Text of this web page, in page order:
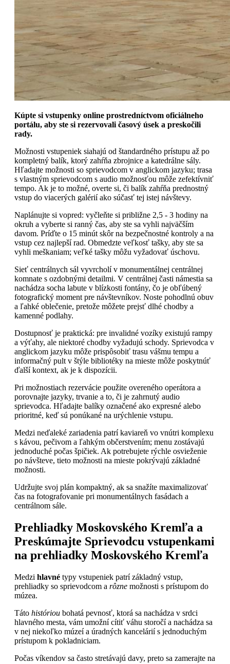
Kúpte si vstupenky online prostredníctvom oficiálneho
portálu, aby ste si rezervovali časový úsek a preskočili
rady.
Možnosti vstupeniek siahajú od štandardného prístupu až po
kompletný balík, ktorý zahŕňa zbrojnice a katedrálne sály.
Hľadajte možnosti so sprievodcom v anglickom jazyku; trasa
s vlastným sprievodcom s audio možnosťou môže zefektívniť
tempo. Ak je to možné, overte si, či balík zahŕňa prednostný
vstup do viacerých galérií ako súčasť tej istej návštevy.
Naplánujte si vopred: vyčleňte si približne 2,5 - 3 hodiny na
okruh a vyberte si ranný čas, aby ste sa vyhli najväčším
davom. Príďte o 15 minút skôr na bezpečnostné kontroly a na
vstup cez najlepší rad. Obmedzte veľkosť tašky, aby ste sa
vyhli meškaniam; veľké tašky môžu vyžadovať úschovu.
Sieť centrálnych sál vyvrcholí v monumentálnej centrálnej
komnate s ozdobnými detailmi. V centrálnej časti námestia sa
nachádza socha labute v blízkosti fontány, čo je obľúbený
fotografický moment pre návštevníkov. Noste pohodlnú obuv
a ľahké oblečenie, pretože môžete prejsť dlhé chodby a
kamenné podlahy.
Dostupnosť je praktická: pre invalidné vozíky existujú rampy
a výťahy, ale niektoré chodby vyžadujú schody. Sprievodca v
anglickom jazyku môže prispôsobiť trasu vášmu tempu a
informačný pult v štýle bibliotéky na mieste môže poskytnúť
ďalší kontext, ak je k dispozícii.
Pri možnostiach rezervácie použite overeného operátora a
porovnajte jazyky, trvanie a to, či je zahrnutý audio
sprievodca. Hľadajte balíky označené ako expresné alebo
prioritné, keď sú ponúkané na urýchlenie vstupu.
Medzi neďaleké zariadenia patrí kaviareň vo vnútri komplexu
s kávou, pečivom a ľahkým občerstvením; menu zostávajú
jednoduché počas špičiek. Ak potrebujete rýchle osvieženie
po návšteve, tieto možnosti na mieste pokrývajú základné
možnosti.
Udržujte svoj plán kompaktný, ak sa snažíte maximalizovať
čas na fotografovanie pri monumentálnych fasádach a
centrálnom sále.
Prehliadky Moskovského Kremľa a
Preskúmajte Sprievodcu vstupenkami
na prehliadky Moskovského Kremľa
Medzi hlavné typy vstupeniek patrí základný vstup,
prehliadky so sprievodcom a rôzne možnosti s prístupom do
múzea.
Táto históriou bohatá pevnosť, ktorá sa nachádza v srdci
hlavného mesta, vám umožní cítiť váhu storočí a nachádza sa
v nej niekoľko múzeí a úradných kancelárií s jednoduchým
prístupom k pokladniciam.
Počas víkendov sa často stretávajú davy, preto sa zamerajte na